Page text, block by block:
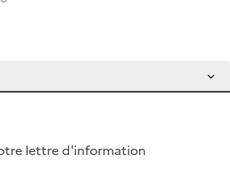
lettre d'information